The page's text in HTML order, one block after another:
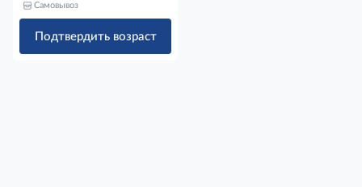
Самовывоз
Подтвердить возраст